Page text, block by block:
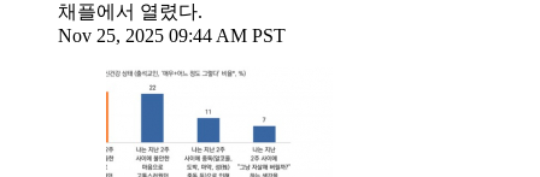
채플에서 열렸다.
Nov 25, 2025 09:44 AM PST